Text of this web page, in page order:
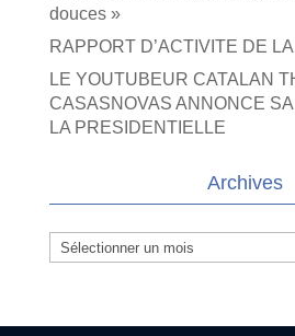
douces »
RAPPORT D’ACTIVITE DE
LE YOUTUBEUR CATALAN
CASASNOVAS ANNONCE
LA PRESIDENTIELLE
Archives
Archives